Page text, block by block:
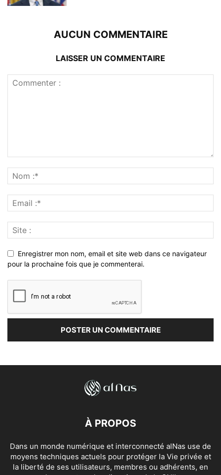
AUCUN COMMENTAIRE
LAISSER UN COMMENTAIRE
Enregistrer mon nom, email et site web dans ce navigateur
pour la prochaine fois que je commenterai.
À PROPOS
Dans un monde numérique et interconnecté alNas use de
moyens techniques actuels pour protéger la Vie privée et
la liberté de ses utilisateurs, membres ou adhérents, en